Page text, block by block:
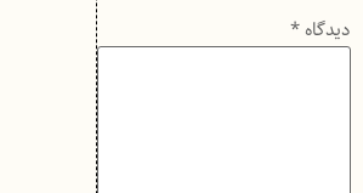
دیدگاه*